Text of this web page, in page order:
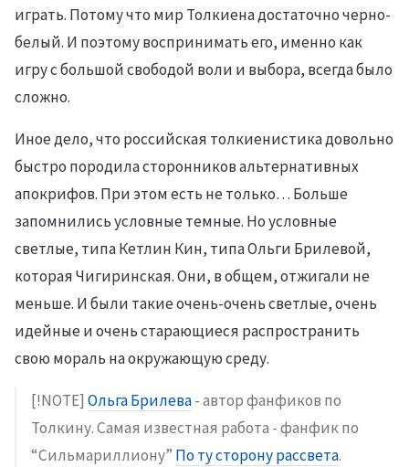
играть. Потому что мир Толкиена достаточно черно-
белый. И поэтому воспринимать его, именно как
игру с большой свободой воли и выбора, всегда было
сложно.
Иное дело, что российская толкиенистика довольно
быстро породила сторонников альтернативных
апокрифов. При этом есть не только… Больше
запомнились условные темные. Но условные
светлые, типа Кетлин Кин, типа Ольги Брилевой,
которая Чигиринская. Они, в общем, отжигали не
меньше. И были такие очень-очень светлые, очень
идейные и очень старающиеся распространить
свою мораль на окружающую среду.
[!NOTE] Ольга Брилева- автор фанфиков по
Толкину. Самая известная работа - фанфик по
“Сильмариллиону” По ту сторону рассвета.